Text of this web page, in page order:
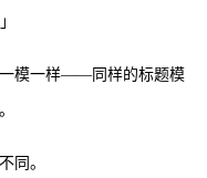
一模一样——同样的标题模
同。